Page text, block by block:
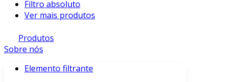
Filtro absoluto
Ver mais produtos
Produtos
Sobre nós
Elemento filtrante